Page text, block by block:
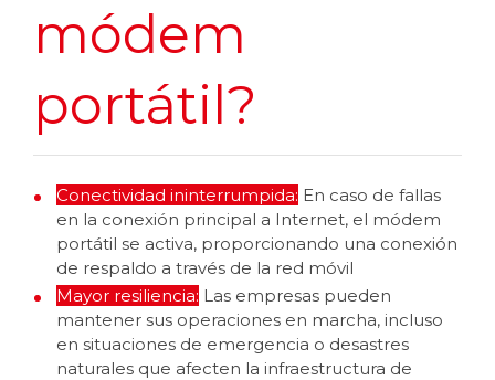
módem
portátil?
Conectividad ininterrumpida: En caso de fallas
en la conexión principal a Internet, el módem
portátil se activa, proporcionando una conexión
de respaldo a través de la red móvil
Mayor resiliencia: Las empresas pueden
mantener sus operaciones en marcha, incluso
en situaciones de emergencia o desastres
naturales que afecten la infraestructura de